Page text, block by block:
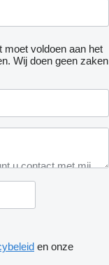
moet voldoen aan het
Wij doen geen zaken
en onze